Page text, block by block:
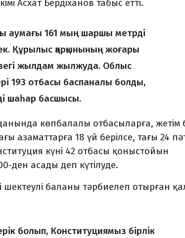
Асхат Бердіханов табыс етті.
аумағы 161 мың шаршы метрді
Құрылыс қарқынының жоғары
жылдам жылжуда. Облыс
193 отбасы баспаналы болды,
шаһар басшысы.
көпба­лалы отбасыларға,
азаматтарға 18 үй берілсе, тағы 24
күні 42 отбасы қо­ныстойын
ден аса­ды деп күтілуде.
шектеулі баланы тәрбиелеп отырған
болып, Конститу­циямыз бірлік